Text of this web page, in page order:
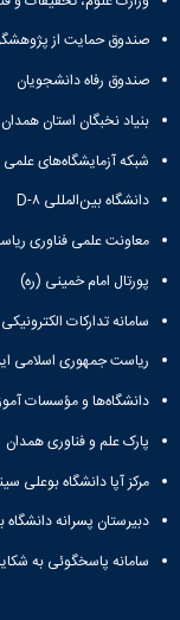
تکمیلی
صندوق حمایت از
صندوق رفاه دانشجویان
بنیاد نخبگان استان همدان
شبکه آزمایشگاه‌های علمی
دانشگاه بین‌المللی D-۸
معاونت علمی فناوری
پورتال امام خمینی (ره)
سامانه تدارکات
ریاست جمهوری اسلامی
دانشگاه‌ها و مؤسسات
پارک علم و فناوری همدان
مرکز آپا دانشگاه بوعلی
دبیرستان پسرانه دانشگاه
سامانه پاسخگوئی به